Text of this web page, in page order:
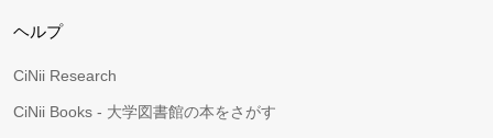
ヘルプ
CiNii Research
CiNii Books - 大学図書館の本をさがす